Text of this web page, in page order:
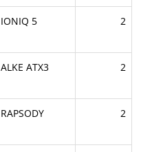
IONIQ 5 2
ALKE ATX3 2
RAPSODY 2